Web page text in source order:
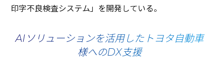
印字不良検査システム」を 開発 している。
AIソリューションを活用したトヨタ自動車
様へのDX支援